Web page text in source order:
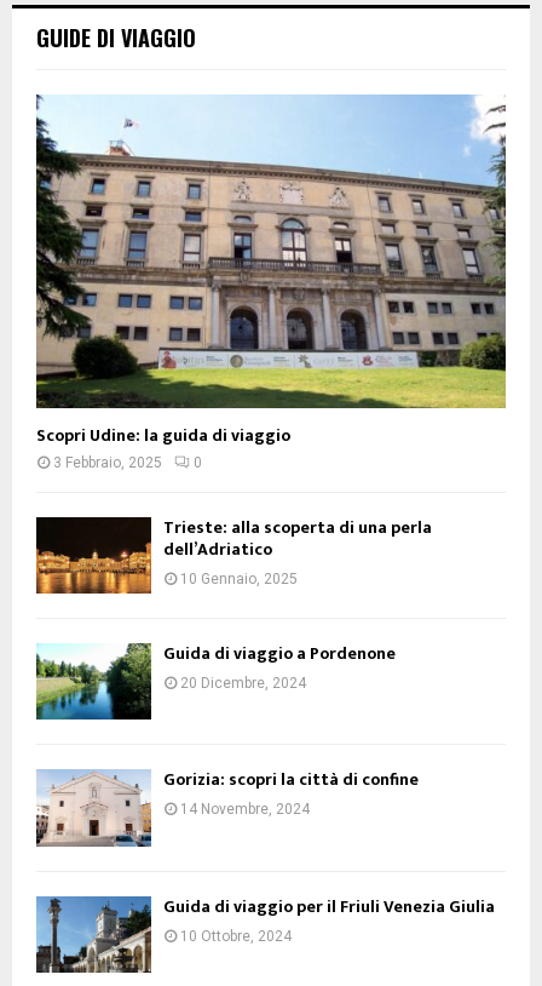
GUIDE DI VIAGGIO
Scopri Udine: la guida di viaggio
3 Febbraio, 2025 0
Trieste: alla scoperta di una perla
dell’Adriatico
10 Gennaio, 2025
Guida di viaggio a Pordenone
20 Dicembre, 2024
Gorizia: scopri la città di confine
14 Novembre, 2024
Guida di viaggio per il Friuli Venezia Giulia
10 Ottobre, 2024